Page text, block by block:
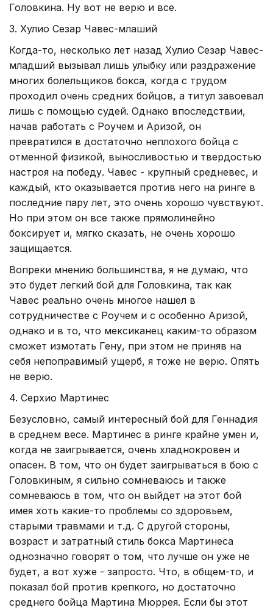
Головкина. Ну вот не верю и все.
3. Хулио Сезар Чавес-млаший
Когда-то, несколько лет назад Хулио Сезар Чавес-
младший вызывал лишь улыбку или раздражение
многих болельщиков бокса, когда с трудом
проходил очень средних бойцов, а титул завоевал
лишь с помощью судей. Однако впоследствии,
начав работать с Роучем и Аризой, он
превратился в достаточно неплохого бойца с
отменной физикой, выносливостью и твердостью
настроя на победу. Чавес - крупный средневес, и
каждый, кто оказывается против него на ринге в
последние пару лет, это очень хорошо чувствуют.
Но при этом он все также прямолинейно
боксирует и, мягко сказать, не очень хорошо
защищается.
Вопреки мнению большинства, я не думаю, что
это будет легкий бой для Головкина, так как
Чавес реально очень многое нашел в
сотрудничестве с Роучем и с особенно Аризой,
однако и в то, что мексиканец каким-то образом
сможет измотать Гену, при этом не приняв на
себя непоправимый ущерб, я тоже не верю. Опять
не верю.
4. Серхио Мартинес
Безусловно, самый интересный бой для Геннадия
в среднем весе. Мартинес в ринге крайне умен и,
когда не заигрывается, очень хладнокровен и
опасен. В том, что он будет заигрываться в бою с
Головкиным, я сильно сомневаюсь и также
сомневаюсь в том, что он выйдет на этот бой
имея хоть какие-то проблемы со здоровьем,
старыми травмами и т.д. С другой стороны,
возраст и затратный стиль бокса Мартинеса
однозначно говорят о том, что лучше он уже не
будет, а вот хуже - запросто. Что, в общем-то, и
показал бой против крепкого, но достаточно
среднего бойца Мартина Мюррея. Если бы этот